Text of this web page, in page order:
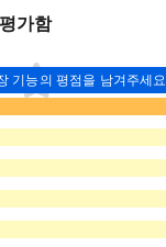
가함
기능의 평점을 남겨주세요